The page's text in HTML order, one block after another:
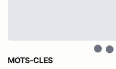
MOTS-CLES